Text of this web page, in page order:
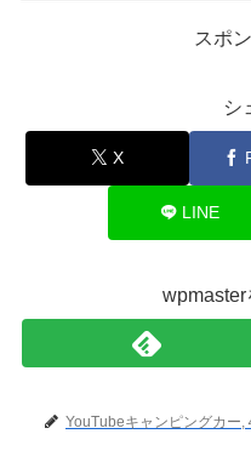
スポ
シ
X
LINE
wpmaster
YouTubeキャンピングカー